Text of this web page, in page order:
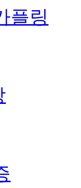
플링